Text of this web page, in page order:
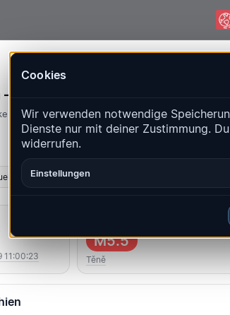
Cookies
Wir verwenden notwendige
Dienste nur mit deiner Zustimmung.
widerrufen.
Einstellungen
Erdbeben | QuakeMap24
und aktuelle Ereignisse
Diagramme Top-Regionen
11:00:23
M5.5
Těně